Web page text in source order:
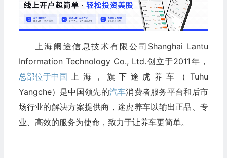
上海阑途信息技术有限公司Shanghai Lantu
Information Technology Co., Ltd.创立于2011年，
总部位于中国 上海，旗下途虎养车（ Tuhu
Yangche）是中国领先的汽车消费者服务平台和后市
场行业的解决方案提供商，途虎养车以输出正品、专
业、高效的服务为使命，致力于让养车更简单。